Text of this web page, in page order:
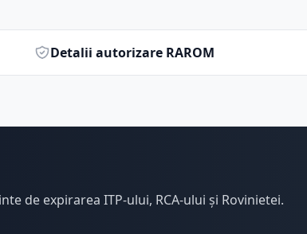
Detalii autorizare RAROM
de expirarea ITP-ului, RCA-ului și Rovinietei.